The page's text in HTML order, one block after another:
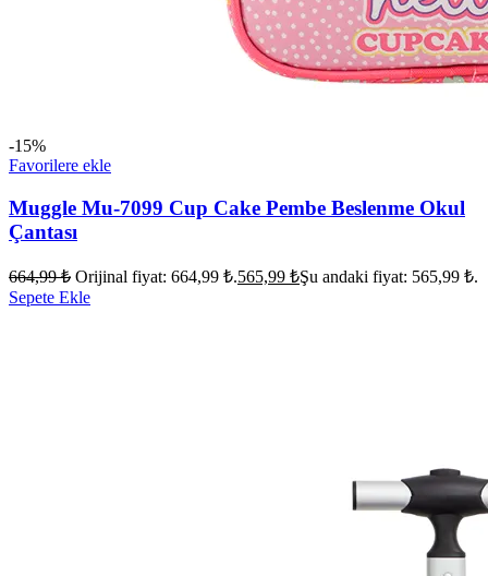
-15%
Favorilere ekle
Muggle Mu-7099 Cup Cake Pembe Beslenme Okul
Çantası
664,99₺ Orijinal fiyat: 664,99 ₺.565,99 ₺Şu andaki fiyat: 565,99 ₺.
Sepete Ekle